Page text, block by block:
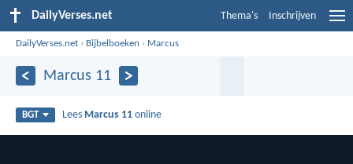
DailyVerses.net Thema's Inschrijven
DailyVerses.net › Bijbelboeken › Marcus
Marcus 11
BGT Lees Marcus 11 online